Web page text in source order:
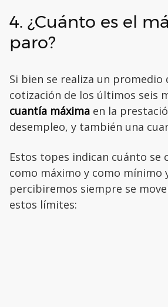
4. ¿Cuánto es el
paro?
Si bien se realiza un promedio
cotización de los últimos seis
cuantía máxima en la
desempleo, y también una
Estos topes indican cuánto se
como máximo y como mínimo
percibiremos siempre se
estos límites: